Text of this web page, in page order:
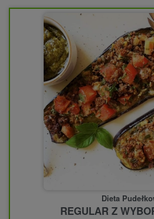
Dieta
REGULAR Z